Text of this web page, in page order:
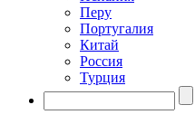
Перу
Португалия
Китай
Россия
Турция